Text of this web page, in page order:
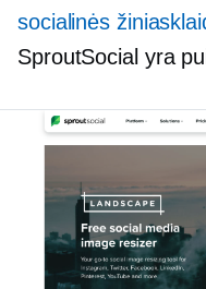
socialinės
SproutSocial yra